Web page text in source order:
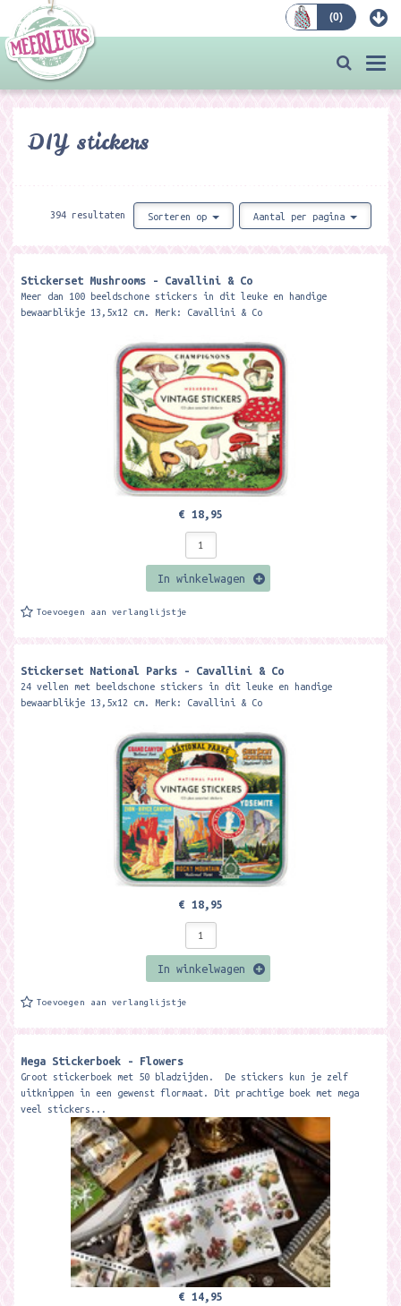
(0)
DIY stickers
394 resultaten Sorteren op Aantal per pagina
Stickerset Mushrooms - Cavallini & Co
Meer dan 100 beeldschone stickers in dit leuke en handige
bewaarblikje 13,5x12 cm. Merk: Cavallini & Co
€ 18,95
In winkelwagen
Toevoegen aan verlanglijstje
Stickerset National Parks - Cavallini & Co
24 vellen met beeldschone stickers in dit leuke en handige
bewaarblikje 13,5x12 cm. Merk: Cavallini & Co
€ 18,95
In winkelwagen
Toevoegen aan verlanglijstje
Mega Stickerboek - Flowers
Groot stickerboek met 50 bladzijden. De stickers kun je zelf
uitknippen in een gewenst flormaat. Dit prachtige boek met mega
veel stickers...
€ 14,95